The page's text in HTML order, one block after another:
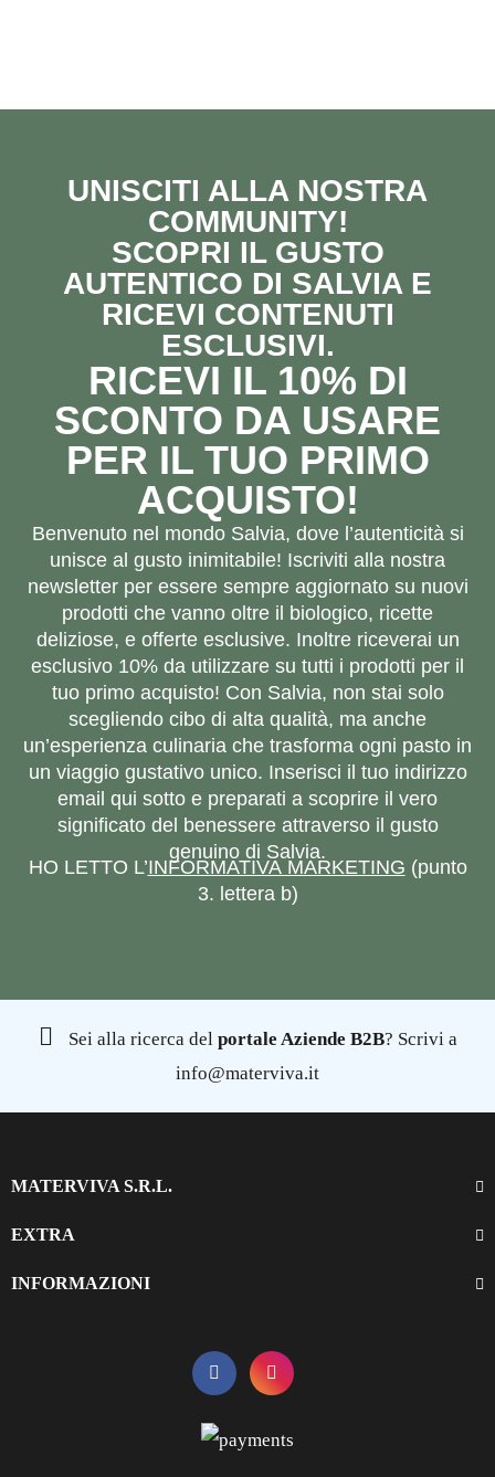
UNISCITI ALLA NOSTRA
COMMUNITY!
SCOPRI IL GUSTO
AUTENTICO DI SALVIA E
RICEVI CONTENUTI
ESCLUSIVI.
RICEVI IL 10% DI
SCONTO DA USARE
PER IL TUO PRIMO
ACQUISTO!
Benvenuto nel mondo Salvia, dove l’autenticità si
unisce al gusto inimitabile! Iscriviti alla nostra
newsletter per essere sempre aggiornato su nuovi
prodotti che vanno oltre il biologico, ricette
deliziose, e offerte esclusive. Inoltre riceverai un
esclusivo 10% da utilizzare su tutti i prodotti per il
tuo primo acquisto! Con Salvia, non stai solo
scegliendo cibo di alta qualità, ma anche
un’esperienza culinaria che trasforma ogni pasto in
un viaggio gustativo unico. Inserisci il tuo indirizzo
email qui sotto e preparati a scoprire il vero
significato del benessere attraverso il gusto
genuino di Salvia.
HO LETTO L’INFORMATIVA MARKETING (punto
3. lettera b)
Sei alla ricerca del portale Aziende B2B? Scrivi a
info@materviva.it
MATERVIVA S.R.L.
EXTRA
INFORMAZIONI